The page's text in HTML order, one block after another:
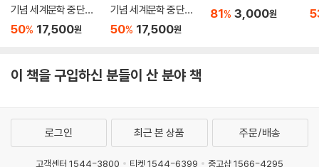
그 파도는 생명을 지니고 있었습니다.”
유약하고 말이 어눌하지만 그림에는 빼어난 재능을 보인 친구였다. 어느
닐 공포를 마주한다.
기념 세계문학 중단편
세트 : MIDNIGHT 세트
50% 17,500원
기념 세계문학 중단편
세트 : NOON 세트
50% 17,500원
81% 3,000원
이 책을 구입하신 분들이 산 분야 책
로그인 최근 본 상품 주문/배송
고객센터 1544-3800 티켓 1544-6399 중고샵 1566-4295